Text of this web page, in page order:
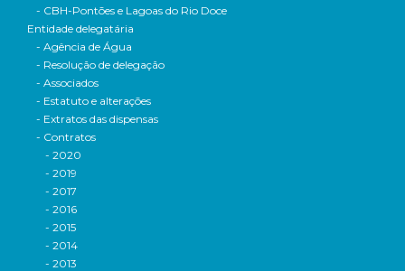
- CBH-Pontões e Lagoas do Rio Doce
Entidade delegatária
- Agência de Água
- Resolução de delegação
- Associados
- Estatuto e alterações
- Extratos das dispensas
- Contratos
- 2020
- 2019
- 2017
- 2016
- 2015
- 2014
- 2013